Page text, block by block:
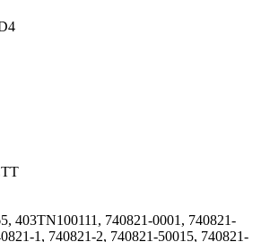
403TN100111, 740821-0001, 740821-
1, 740821-2, 740821-50015, 740821-